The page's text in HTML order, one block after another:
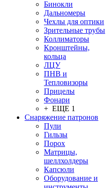
Бинокли
Дальномеры
Чехлы для оптики
Зрительные трубы
Коллиматоры
Кронштейны,
кольца
ЛЦУ
ПНВ и
Тепловизоры
Прицелы
Фонари
+ ЕЩЕ 1
Снаряжение патронов
Пули
Гильзы
Порох
Матрицы,
шеллхолдеры
Капсюли
Оборудование и